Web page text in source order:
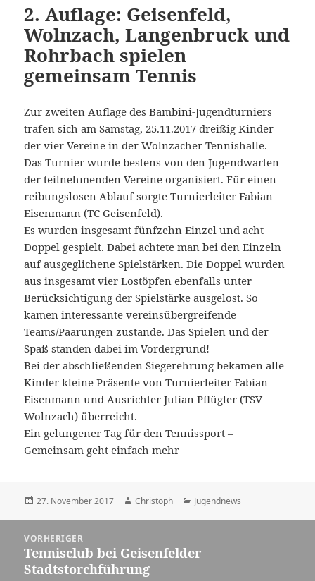
2. Auflage: Geisenfeld,
Wolnzach, Langenbruck und
Rohrbach spielen
gemeinsam Tennis
Zur zweiten Auflage des Bambini-Jugendturniers
trafen sich am Samstag, 25.11.2017 dreißig Kinder
der vier Vereine in der Wolnzacher Tennishalle.
Das Turnier wurde bestens von den Jugendwarten
der teilnehmenden Vereine organisiert. Für einen
reibungslosen Ablauf sorgte Turnierleiter Fabian
Eisenmann (TC Geisenfeld).
Es wurden insgesamt fünfzehn Einzel und acht
Doppel gespielt. Dabei achtete man bei den Einzeln
auf ausgeglichene Spielstärken. Die Doppel wurden
aus insgesamt vier Lostöpfen ebenfalls unter
Berücksichtigung der Spielstärke ausgelost. So
kamen interessante vereinsübergreifende
Teams/Paarungen zustande. Das Spielen und der
Spaß standen dabei im Vordergrund!
Bei der abschließenden Siegerehrung bekamen alle
Kinder kleine Präsente von Turnierleiter Fabian
Eisenmann und Ausrichter Julian Pflügler (TSV
Wolnzach) überreicht.
Ein gelungener Tag für den Tennissport –
Gemeinsam geht einfach mehr
Veröffentlicht
27. November 2017 Autor
Christoph Kategorien
Jugendnews
VORHERIGER
Vorheriger
Beitrag:
Tennisclub bei Geisenfelder
Stadtstorchführung